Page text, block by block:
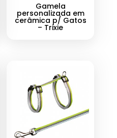
Gamela
personalizada em
cerâmica p/ Gatos
– Trixie